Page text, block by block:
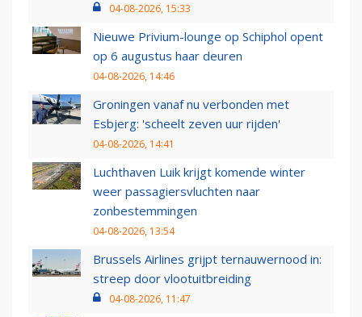
04-08-2026, 15:33
Nieuwe Privium-lounge op Schiphol opent
op 6 augustus haar deuren
04-08-2026, 14:46
Groningen vanaf nu verbonden met
Esbjerg: 'scheelt zeven uur rijden'
04-08-2026, 14:41
Luchthaven Luik krijgt komende winter
weer passagiersvluchten naar
zonbestemmingen
04-08-2026, 13:54
Brussels Airlines grijpt ternauwernood in:
streep door vlootuitbreiding
04-08-2026, 11:47